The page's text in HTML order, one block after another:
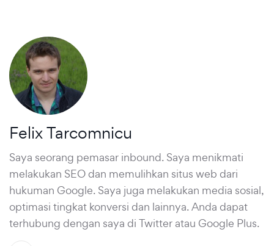
Felix Tarcomnicu
Saya seorang pemasar inbound. Saya menikmati
melakukan SEO dan memulihkan situs web dari
hukuman Google. Saya juga melakukan media sosial,
optimasi tingkat konversi dan lainnya. Anda dapat
terhubung dengan saya di Twitter atau Google Plus.